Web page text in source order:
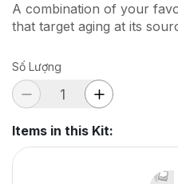
A combination of your
that target aging at its
Số Lượng
Items in this Kit: